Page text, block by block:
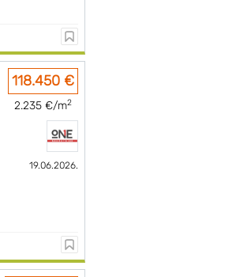
118.450 €
2.235 €/m2
19.06.2026.